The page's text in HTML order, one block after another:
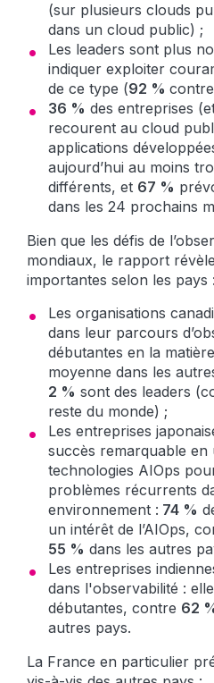
(sur plusieurs clouds
dans un cloud public) ;
Les leaders sont plus
indiquer exploiter
de ce type (92 % contre
36 % des entreprises
recourent au cloud
applications
aujourd’hui au moins
différents, et 67 %
dans les 24 prochains
Bien que les défis de
mondiaux, le rapport
importantes selon les pays :
Les organisations
dans leur parcours
débutantes en la
moyenne dans les
2 % sont des leaders
reste du monde) ;
Les entreprises
succès remarquable en
technologies AIOps
problèmes récurrents
environnement : 74 %
un intérêt de l’AIOps,
55 % dans les autres
Les entreprises
dans l'observabilité :
débutantes, contre 62
autres pays.
La France en particulier